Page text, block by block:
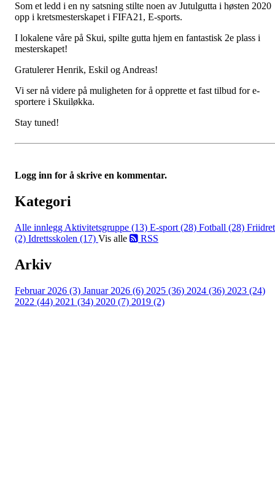
Som et ledd i en ny satsning stilte noen av Jutulgutta i høsten 2020
opp i kretsmesterskapet i FIFA21, E-sports.
I lokalene våre på Skui, spilte gutta hjem en fantastisk 2e plass i
mesterskapet!
Gratulerer Henrik, Eskil og Andreas!
Vi ser nå videre på muligheten for å opprette et fast tilbud for e-
sportere i Skuiløkka.
Stay tuned!
Logg inn for å skrive en kommentar.
Kategori
Alle innlegg Aktivitetsgruppe (13) E-sport (28) Fotball (28)
(2) Idrettsskolen (17) Vis alle RSS
Arkiv
Februar 2026 (3) Januar 2026 (6) 2025 (36) 2024 (36) 2023 (24)
2022 (44) 2021 (34) 2020 (7) 2019 (2)